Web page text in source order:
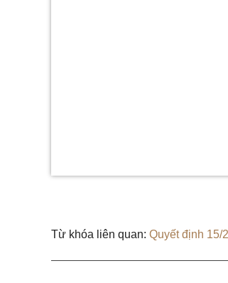
Từ khóa liên quan: Quyết định 15/